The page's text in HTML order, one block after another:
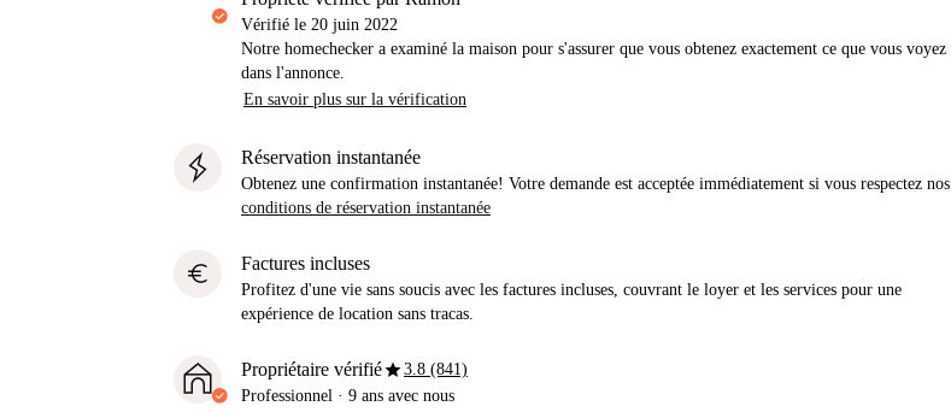
Vérifié le 20 juin 2022
Notre homechecker a examiné la maison pour s'assurer que vous obtenez exactement ce que vous voyez
dans l'annonce.
En savoir plus sur la vérification
Réservation instantanée
Obtenez une confirmation instantanée! Votre demande est acceptée immédiatement si vous respectez nos
conditions de réservation instantanée
euro Factures incluses
Profitez d'une vie sans soucis avec les factures incluses, couvrant le loyer et les services pour une
expérience de location sans tracas.
Propriétaire vérifiéstar3.8 (841)
Professionnel · 9 ans avec nous